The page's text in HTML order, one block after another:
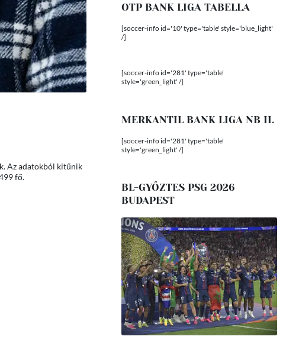
Az adatokból kitűnik
fő.
OTP BANK LIGA TABELLA
[soccer-info id='10' type='table' style='blue_light'
/]
[soccer-info id='281' type='table'
style='green_light' /]
MERKANTIL BANK LIGA NB II.
[soccer-info id='281' type='table'
style='green_light' /]
BL-GYŐZTES PSG 2026
BUDAPEST